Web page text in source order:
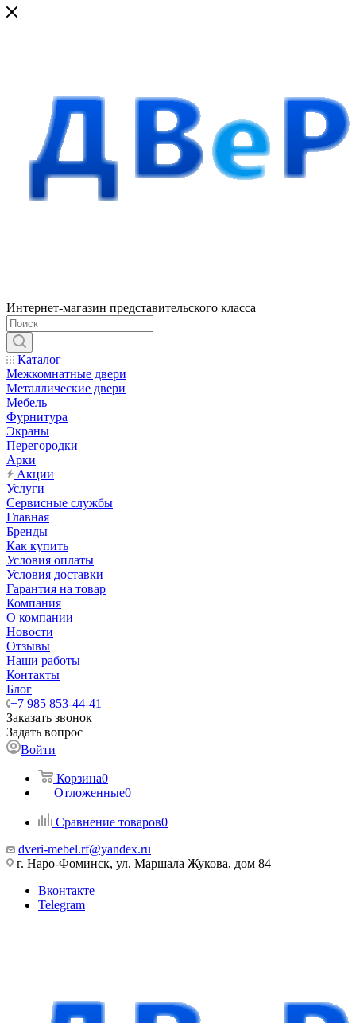
Интернет-магазин представительского класса
Каталог
Межкомнатные двери
Металлические двери
Мебель
Фурнитура
Экраны
Перегородки
Арки
Акции
Услуги
Сервисные службы
Главная
Бренды
Как купить
Условия оплаты
Условия доставки
Гарантия на товар
Компания
О компании
Новости
Отзывы
Наши работы
Контакты
Блог
+7 985 853-44-41
Заказать звонок
Задать вопрос
Войти
Корзина0
Отложенные0
Сравнение товаров0
dveri-mebel.rf@yandex.ru
г. Наро-Фоминск, ул. Маршала Жукова, дом 84
Вконтакте
Telegram